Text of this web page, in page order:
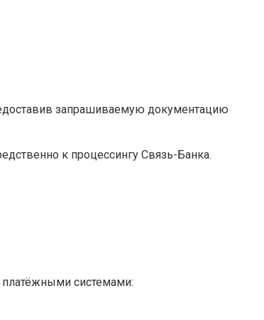
запрашиваемую документацию
к процессингу Связь-Банка.
платёжными системами: